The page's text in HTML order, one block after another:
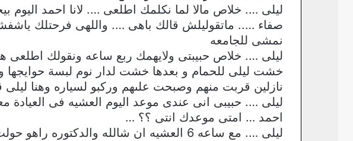
ليلى …. خلاص مالا لما نكلمك اطلعى …. لانا احمد اليوم
صفاء ….. ماتقوليلش قالك باهى …. واللهى فرحتلك
نمشى للجامعه
ليلى …. خلاص حبيبتى ولايهمك ربع ساعه ونقولك اطلعى
خشت ليلى للحمام و بعدها خشت لدار نوم لبسة حوايجها
نازلين قربت منهم وصبحت علىهم وركبو لسياره وهنا ليلى
ليلى …. حبيبى انى عندى موعد اليوم العشيه فى العيادة
احمد … امتى موعدك انتى ؟؟ …
ليلى …. مع ساعه 6 العشيه ان شالله